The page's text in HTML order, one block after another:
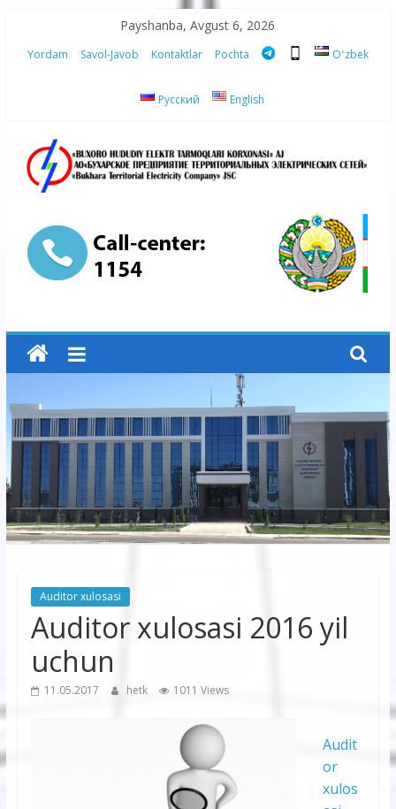
content
Payshanba, Avgust 6, 2026
Yordam Savol-Javob Kontaktlar Pochta Oʻzbek
Русский English
“Buxoro
hududiy
elektr
tarmoqlari
korxonasi”
AJ
“Buxoro
hududiy
korxonasi”
Auditor xulosasi
Auditor xulosasi 2016 yil
uchun
11.05.2017 hetk 1011 Views
Audit
or
xulos